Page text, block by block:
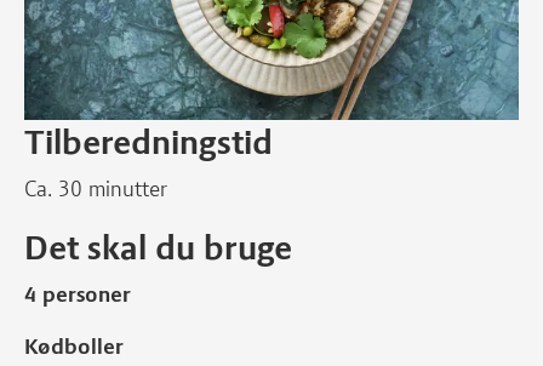
Tilberedningstid
Ca. 30 minutter
Det skal du bruge
4 personer
Kødboller